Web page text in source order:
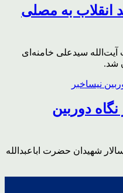
انقلاب به مصلی
سیدعلی خامنه‌ای
شد.
دوربین
شهیدان حضرت اباعبدالله